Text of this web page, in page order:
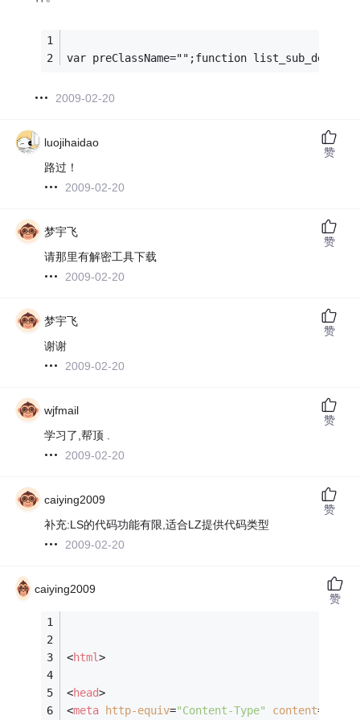
var preClassName="";function
2009-02-20
luojihaidao
路过！
2009-02-20
赞
梦宇飞
请那里有解密工具下载
2009-02-20
赞
梦宇飞
谢谢
2009-02-20
赞
wjfmail
学习了,帮顶 .
2009-02-20
赞
caiying2009
补充:LS的代码功能有限,适合LZ提供代码类型
2009-02-20
赞
caiying2009
<html>
<head>
<meta http-equiv="Content-Type" content=
赞